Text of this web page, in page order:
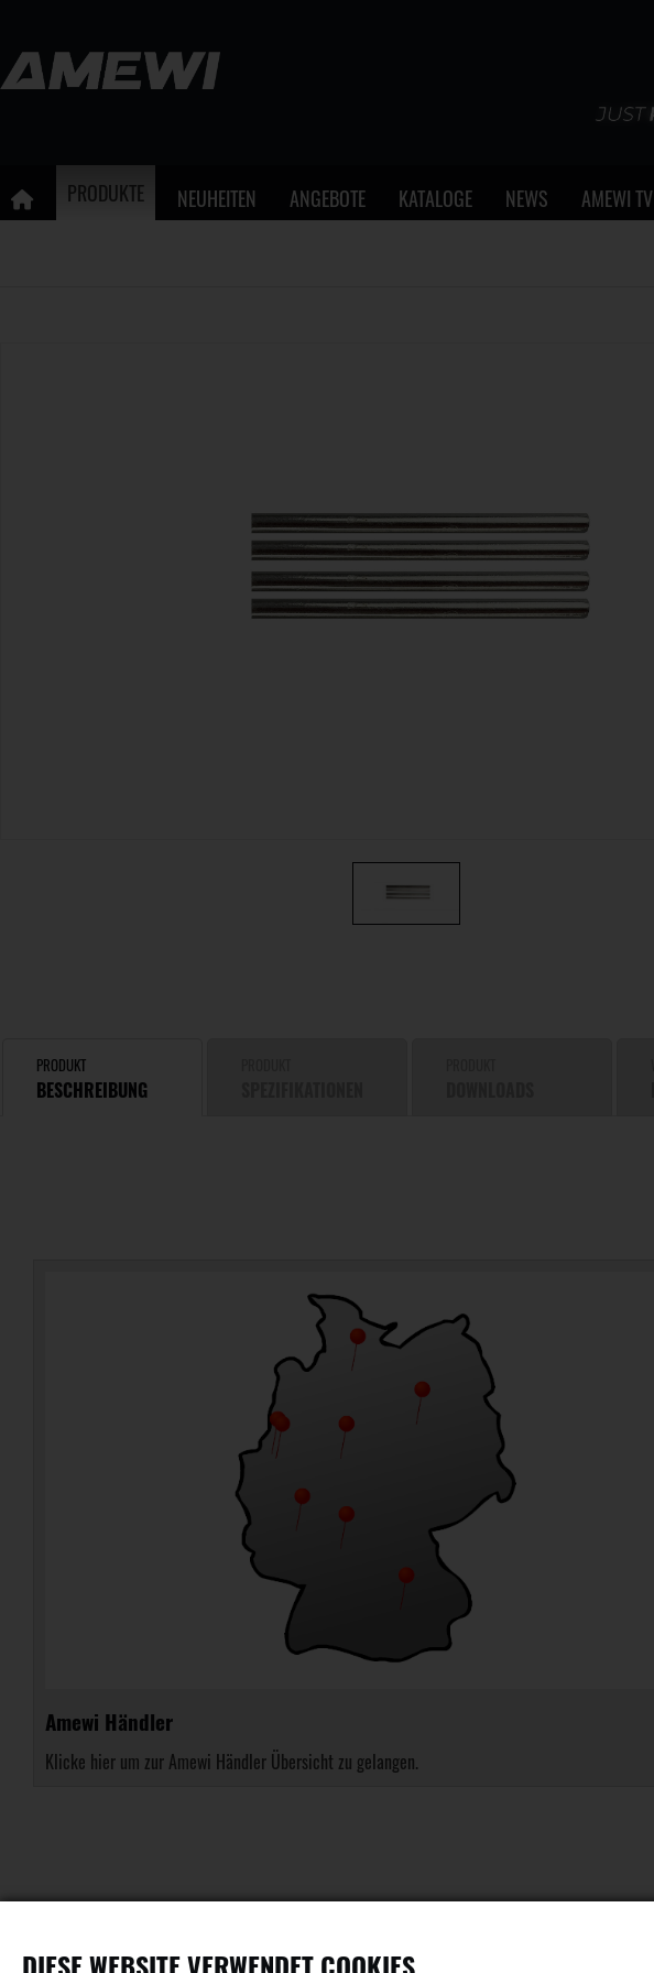
PRODUKTE NEUHEITEN ANGEBOTE KATALOGE NEWS AMEWI TV
PRODUKT
BESCHREIBUNG
Amewi Händler
Klicke hier um zur Amewi Händler Übersicht zu gelangen.